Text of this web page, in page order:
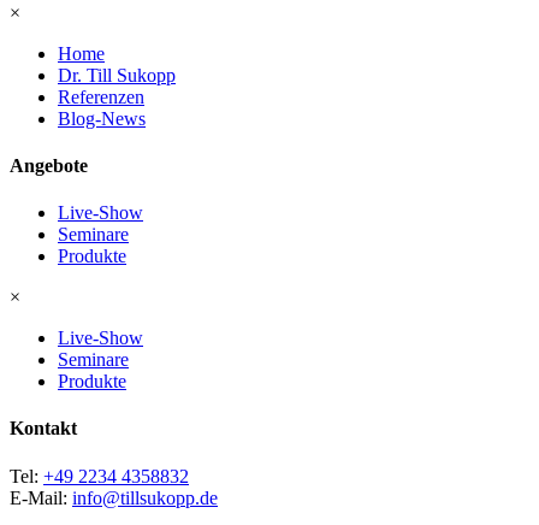
×
Home
Dr. Till Sukopp
Referenzen
Blog-News
Angebote
Live-Show
Seminare
Produkte
×
Live-Show
Seminare
Produkte
Kontakt
Tel: +49 2234 4358832
E-Mail: info@tillsukopp.de